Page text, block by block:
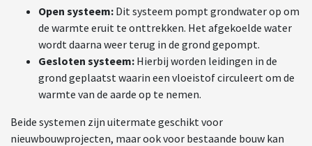
Open systeem: Dit systeem pompt grondwater op om
de warmte eruit te onttrekken. Het afgekoelde water
wordt daarna weer terug in de grond gepompt.
Gesloten systeem: Hierbij worden leidingen in de
grond geplaatst waarin een vloeistof circuleert om de
warmte van de aarde op te nemen.
Beide systemen zijn uitermate geschikt voor
nieuwbouwprojecten, maar ook voor bestaande bouw kan